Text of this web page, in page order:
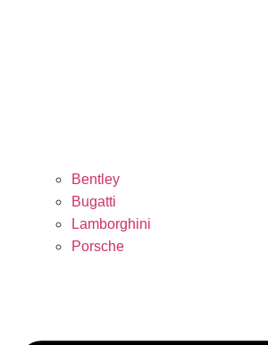
Bentley
Bugatti
Lamborghini
Porsche